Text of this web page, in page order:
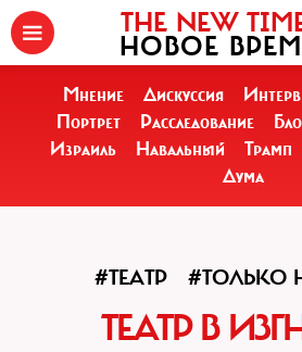
THE NEW
НОВОЕ
Мнение Дискуссия
Портрет
Расследование
Израиль
Навальный Трамп
Дума
#ТЕАТР #ТОЛЬКО
ТЕАТР В